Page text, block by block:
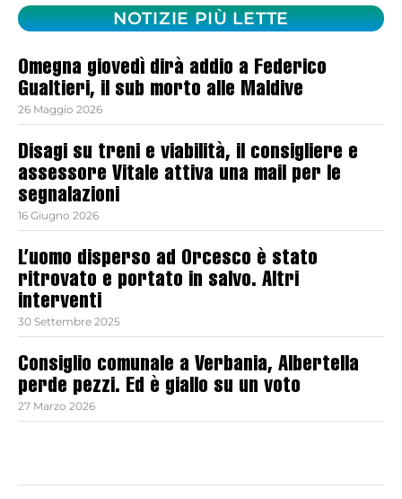
NOTIZIE PIÙ LETTE
Omegna giovedì dirà addio a Federico
Gualtieri, il sub morto alle Maldive
26 Maggio 2026
Disagi su treni e viabilità, il consigliere e
assessore Vitale attiva una mail per le
segnalazioni
16 Giugno 2026
L’uomo disperso ad Orcesco è stato
ritrovato e portato in salvo. Altri
interventi
30 Settembre 2025
Consiglio comunale a Verbania, Albertella
perde pezzi. Ed è giallo su un voto
27 Marzo 2026